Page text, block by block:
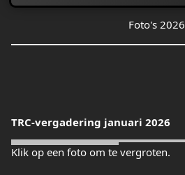
Foto's 2026
TRC-vergadering januari 2026
Klik op een foto om te vergroten.